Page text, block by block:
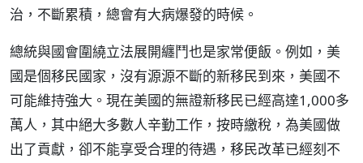
治，不斷累積，總會有大病爆發的時候。
總統與國會圍繞立法展開纏鬥也是家常便飯。例如，美
國是個移民國家，沒有源源不斷的新移民到來，美國不
可能維持強大。現在美國的無證新移民已經高達1,000多
萬人，其中絕大多數人辛勤工作，按時繳稅，為美國做
出了貢獻，卻不能享受合理的待遇，移民改革已經刻不